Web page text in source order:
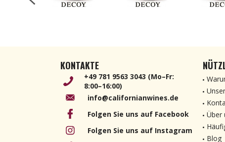
KONTAKTE
+49 781 9563 3043 (Mo–Fr:
8:00–16:00)
info@californianwines.de
Folgen Sie uns auf Facebook
Folgen Sie uns auf Instagram
Über
Blog